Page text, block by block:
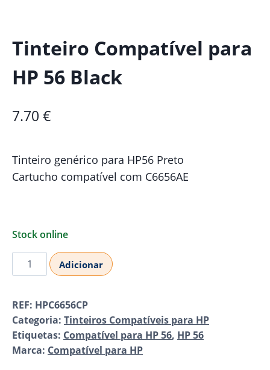
Tinteiro Compatível para
HP 56 Black
7.70 €
Tinteiro genérico para HP56 Preto
Cartucho compatível com C6656AE
Stock online
Quantidade
de
Compatível
para
HP
Adicionar
REF: HPC6656CP
Categoria: Tinteiros Compatíveis para HP
Etiquetas: Compatível para HP 56, HP 56
Marca: Compatível para HP